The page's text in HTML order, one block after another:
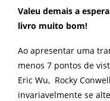
Valeu demais a
livro muito bom!
Ao apresentar uma
menos 7 pontos de
Eric Wu, Rocky
invariavelmente se